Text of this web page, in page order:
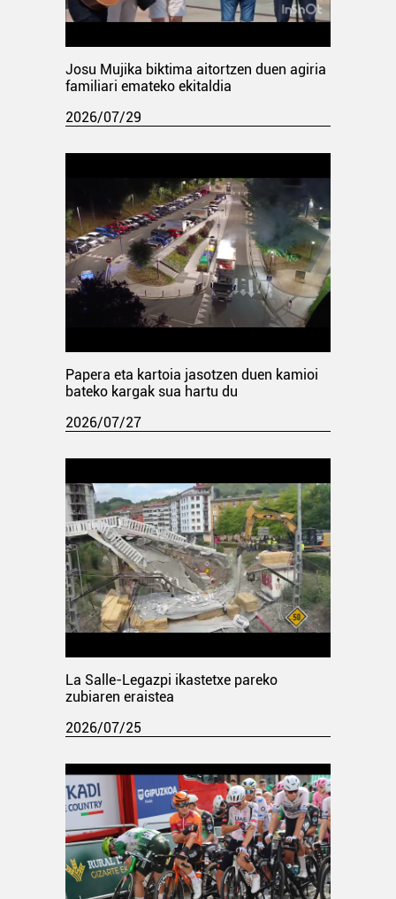
Josu Mujika biktima aitortzen duen agiria
familiari emateko ekitaldia
2026/07/29
Papera eta kartoia jasotzen duen kamioi
bateko kargak sua hartu du
2026/07/27
La Salle-Legazpi ikastetxe pareko
zubiaren eraistea
2026/07/25